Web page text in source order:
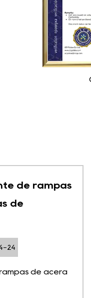
de rampas
de
24
de acera